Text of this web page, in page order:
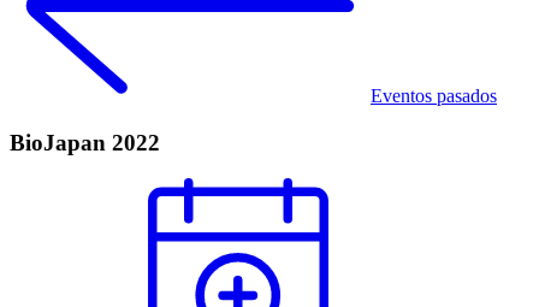
Eventos pasados
BioJapan 2022